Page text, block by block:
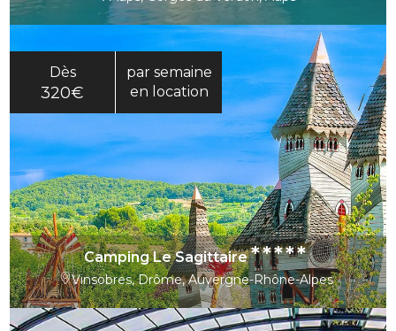
Dès
320€
par semaine
en location
Camping Le Sagittaire*****
Vinsobres, Drôme, Auvergne-Rhône-Alpes